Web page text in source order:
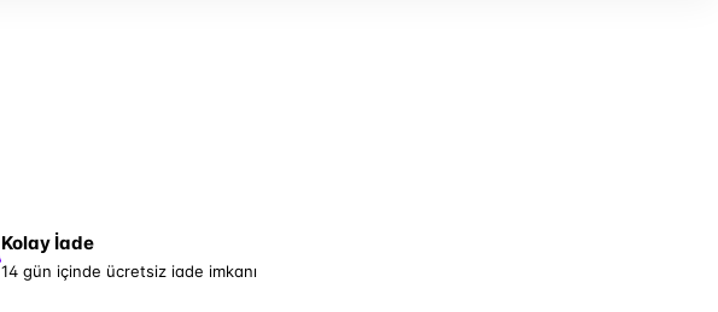
Kolay İade
14 gün içinde ücretsiz iade imkanı